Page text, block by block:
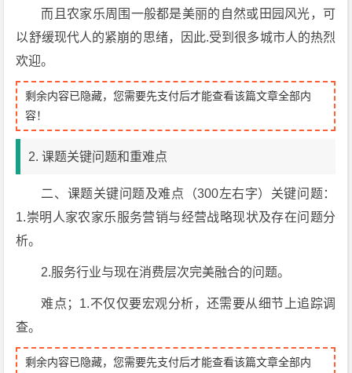
而且农家乐周围一般都是美丽的自然或田园风光，可
以舒缓现代人的紧崩的思绪，因此.受到很多城市人的热烈
欢迎。
剩余内容已隐藏，您需要先支付后才能查看该篇文章全部内
容！
2. 课题关键问题和重难点
二、课题关键问题及难点（300左右字）关键问题：
1.崇明人家农家乐服务营销与经营战略现状及存在问题分
析。
2.服务行业与现在消费层次完美融合的问题。
难点；1.不仅仅要宏观分析，还需要从细节上追踪调
查。
剩余内容已隐藏，您需要先支付后才能查看该篇文章全部内